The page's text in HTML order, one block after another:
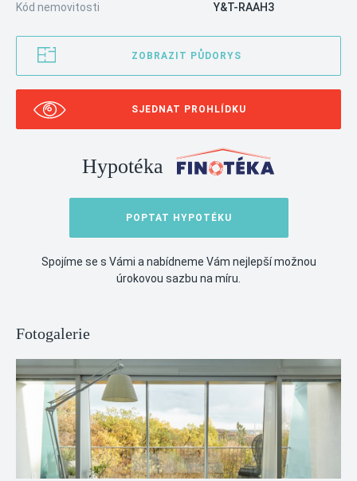
Kód nemovitosti Y&T-RAAH3
ZOBRAZIT PŮDORYS
SJEDNAT PROHLÍDKU
Hypotéka
POPTAT HYPOTÉKU
Spojíme se s Vámi a nabídneme Vám nejlepší možnou
úrokovou sazbu na míru.
Fotogalerie